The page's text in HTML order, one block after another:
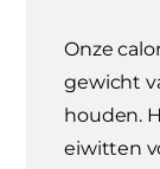
Onze
gewicht
houden.
eiwitten